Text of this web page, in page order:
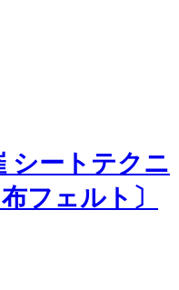
シートテクニ
フェルト〕